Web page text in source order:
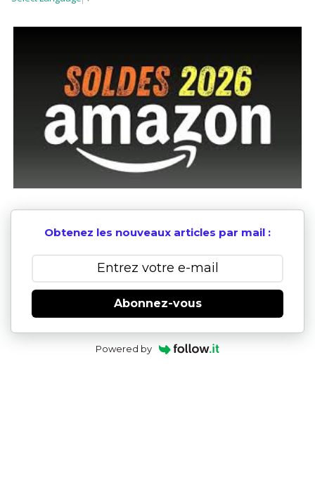
Obtenez les nouveaux articles par mail :
Abonnez-vous
Powered by